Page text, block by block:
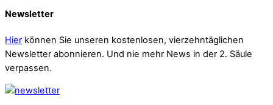
Newsletter
Hier können Sie unseren kostenlosen, vierzehntäglichen
Newsletter abonnieren. Und nie mehr News in der 2. Säule
verpassen.